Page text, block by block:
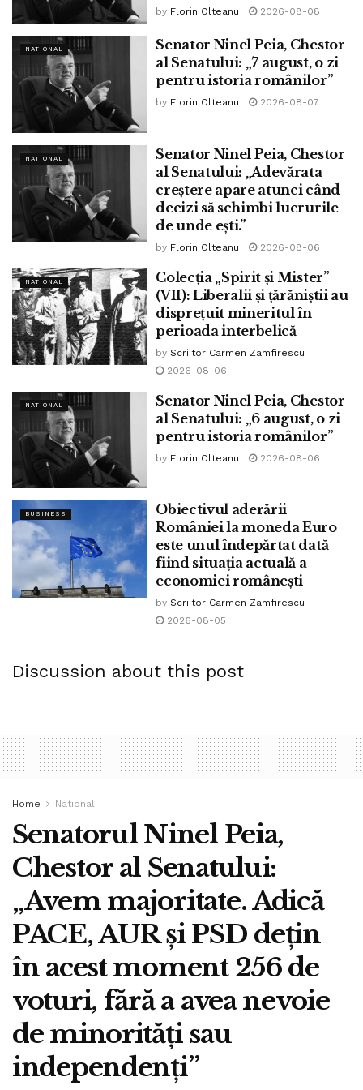
Tags: ninel peia
by Florin Olteanu 2026-08-08
NATIONAL
Senator Ninel Peia, Chestor
al Senatului: „7 august, o zi
pentru istoria românilor”
by Florin Olteanu 2026-08-07
NATIONAL
Senator Ninel Peia, Chestor
al Senatului: „Adevărata
creștere apare atunci când
decizi să schimbi lucrurile
de unde ești.”
by Florin Olteanu 2026-08-06
NATIONAL
Colecția „Spirit și Mister”
(VII): Liberalii și țărăniștii au
disprețuit mineritul în
perioada interbelică
by Scriitor Carmen Zamfirescu
2026-08-06
NATIONAL
Senator Ninel Peia, Chestor
al Senatului: „6 august, o zi
pentru istoria românilor”
by Florin Olteanu 2026-08-06
BUSINESS
Obiectivul aderării
României la moneda Euro
este unul îndepărtat dată
fiind situația actuală a
economiei românești
by Scriitor Carmen Zamfirescu
2026-08-05
Discussion about this post
Home National
Senatorul Ninel Peia,
Chestor al Senatului:
„Avem majoritate. Adică
PACE, AUR şi PSD deţin
în acest moment 256 de
voturi, fără a avea nevoie
de minorităţi sau
independenţi”